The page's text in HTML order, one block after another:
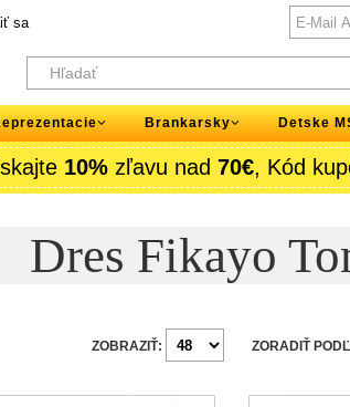
sa
Brankarsky Detske
10% zľavu nad 70€, Kód
Dres Fikayo
ZORADIŤ
ZOBRAZIŤ: